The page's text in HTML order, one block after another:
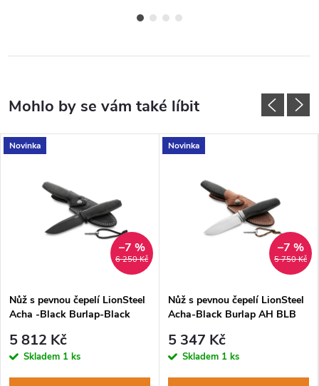
Novinka
6 250 Kč
–7 %
Nůž s pevnou čepelí LionSteel
Acha -Black Burlap-Black
black, rukojeť micarta,
pouzdro
5 812 Kč
Skladem 1 ks
Novinka
5 750 Kč
–7 %
Nůž s pevnou čepelí LionSteel
Acha-Black Burlap AH BLB
pouzdro
5 347 Kč
Skladem 1 ks